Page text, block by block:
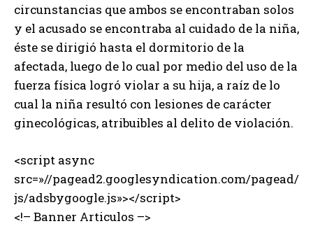
circunstancias que ambos se encontraban solos
y el acusado se encontraba al cuidado de la niña,
éste se dirigió hasta el dormitorio de la
afectada, luego de lo cual por medio del uso de la
fuerza física logró violar a su hija, a raíz de lo
cual la niña resultó con lesiones de carácter
ginecológicas, atribuibles al delito de violación.
<script async
src=»//pagead2.googlesyndication.com/pagead/
js/adsbygoogle.js»></script>
<!– Banner Articulos –>